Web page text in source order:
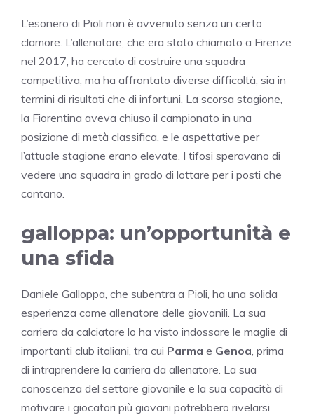
L’esonero di Pioli non è avvenuto senza un certo
clamore. L’allenatore, che era stato chiamato a Firenze
nel 2017, ha cercato di costruire una squadra
competitiva, ma ha affrontato diverse difficoltà, sia in
termini di risultati che di infortuni. La scorsa stagione,
la Fiorentina aveva chiuso il campionato in una
posizione di metà classifica, e le aspettative per
l’attuale stagione erano elevate. I tifosi speravano di
vedere una squadra in grado di lottare per i posti che
contano.
galloppa: un’opportunità e
una sfida
Daniele Galloppa, che subentra a Pioli, ha una solida
esperienza come allenatore delle giovanili. La sua
carriera da calciatore lo ha visto indossare le maglie di
importanti club italiani, tra cui Parma e Genoa , prima
di intraprendere la carriera da allenatore. La sua
conoscenza del settore giovanile e la sua capacità di
motivare i giocatori più giovani potrebbero rivelarsi